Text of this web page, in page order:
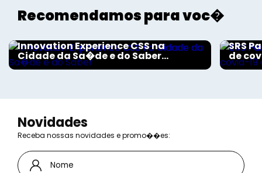
Recomendamos para voc�
Innovation Experience CSS na
Cidade da Sa�de e do Saber...
SRS
de
Novidades
Receba nossas novidades e promo��es: